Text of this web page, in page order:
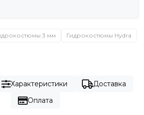
3 мм
Гидрокостюмы Hydra
Характеристики
Доставка
Оплата